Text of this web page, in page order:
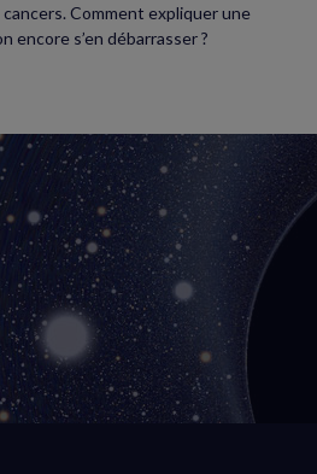
Comment expliquer une
encore s’en débarrasser ?